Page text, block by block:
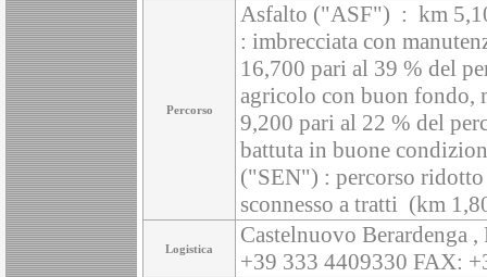
Percorso
Asfalto ("ASF") : km
: imbrecciata con
16,700 pari al 39 % del
agricolo con buon fondo,
9,200 pari al 22 % del
battuta in buone
("SEN") : percorso ridotto
sconnesso a tratti (km
Logistica
Castelnuovo Berardenga
+39 333 4409330 FAX: